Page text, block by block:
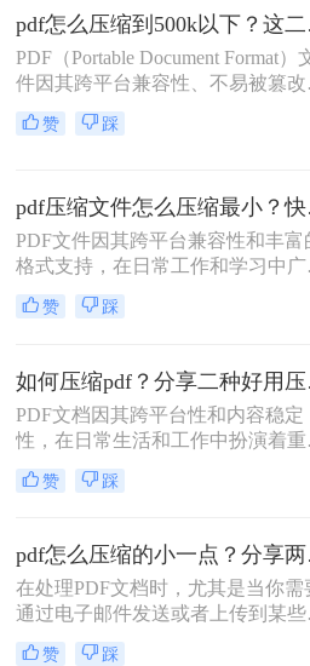
变得尤为重要。本文将详细介绍四
常用的方法，帮助您轻松应对这一
战。
pdf
PDF（Portable Document Format）
件因其跨平台兼容性、不易被篡改
特性以及保持文档格式一致性的能
力，在日常办公和文件分享中得到
上传、发送或存储。那么pdf怎么
到500k以下呢？本文将介绍两种将
PDF文件压缩到500K以下的方法。
赞 踩
pdf
PDF文件因其跨平台兼容性和丰富
格式支持，在日常工作和学习中广
应用。然而，有时我们需要将PDF
件压缩到最小，以便更高效地存储
呢？本文将介绍三种实用的PDF压
方法。
赞 踩
如
PDF文档因其跨平台性和内容稳定
性，在日常生活和工作中扮演着重
角色。然而，有时PDF文件过大，
影响传输速度或占用过多存储空间
压缩PDF的方法。
赞 踩
pdf
在处理PDF文档时，尤其是当你需
通过电子邮件发送或者上传到某些
文件大小有限制的平台时，压缩
赞 踩